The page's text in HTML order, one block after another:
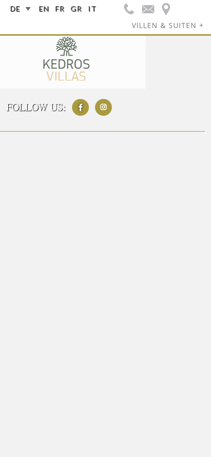
DE EN FR GR IT
VILLEN & SUITEN
FOLLOW US: